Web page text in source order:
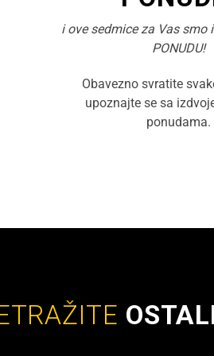
i ove sedmice za Vas smo
PONUDU!
Obavezno svratite
upoznajte se sa
ponudama.